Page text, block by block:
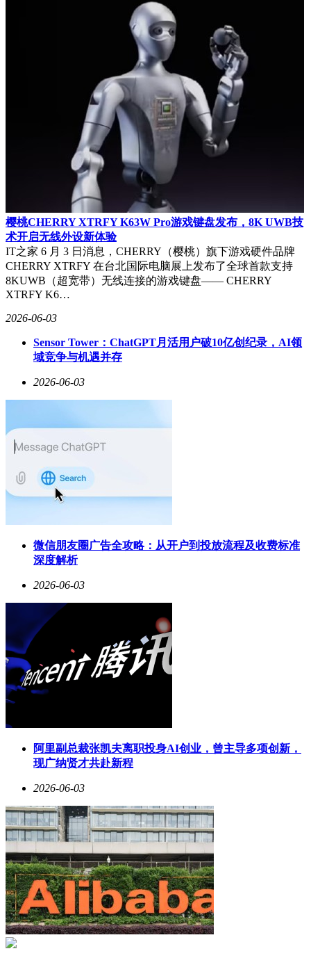
樱桃CHERRY XTRFY K63W Pro游戏键盘发布，8K UWB技
术开启无线外设新体验
IT之家 6 月 3 日消息，CHERRY（樱桃）旗下游戏硬件品牌
CHERRY XTRFY 在台北国际电脑展上发布了全球首款支持
8KUWB（超宽带）无线连接的游戏键盘—— CHERRY
XTRFY K6…
2026-06-03
Sensor Tower：ChatGPT月活用户破10亿创纪录，AI领
域竞争与机遇并存
2026-06-03
微信朋友圈广告全攻略：从开户到投放流程及收费标准
深度解析
2026-06-03
阿里副总裁张凯夫离职投身AI创业，曾主导多项创新，
现广纳贤才共赴新程
2026-06-03